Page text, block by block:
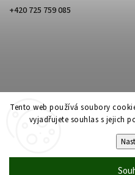
Tento web používá soubory
vyjadřujete souhlas s jejich
+420 725 759 085
Professor